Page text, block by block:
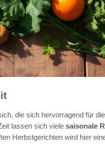
die sich hervorragend für
lassen sich viele saisonale
Herbstgerichten wird hier